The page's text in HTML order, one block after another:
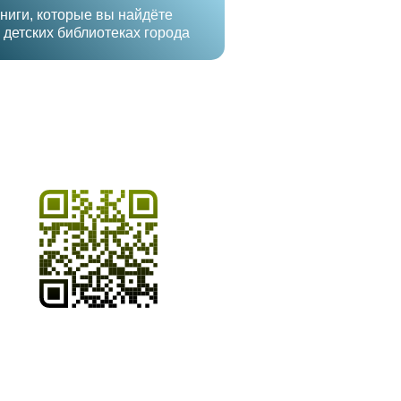
которые вы найдёте
детских библиотеках города